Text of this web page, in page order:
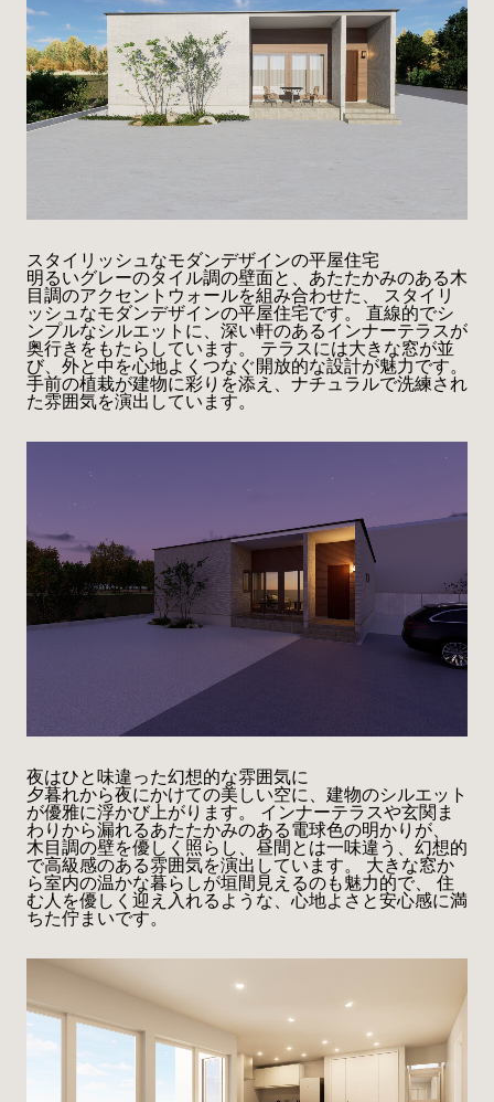
スタイリッシュなモダンデザインの平屋住宅
明るいグレーのタイル調の壁面と、あたたかみのある木
目調のアクセントウォールを組み合わせた、 スタイリ
ッシュなモダンデザインの平屋住宅です。 直線的でシ
ンプルなシルエットに、深い軒のあるインナーテラスが
奥行きをもたらしています。 テラスには大きな窓が並
び、外と中を心地よくつなぐ開放的な設計が魅力です。
手前の植栽が建物に彩りを添え、ナチュラルで洗練され
た雰囲気を演出しています。
夜はひと味違った幻想的な雰囲気に
夕暮れから夜にかけての美しい空に、建物のシルエット
が優雅に浮かび上がります。 インナーテラスや玄関ま
わりから漏れるあたたかみのある電球色の明かりが、
木目調の壁を優しく照らし、昼間とは一味違う、幻想的
で高級感のある雰囲気を演出しています。 大きな窓か
ら室内の温かな暮らしが垣間見えるのも魅力的で、 住
む人を優しく迎え入れるような、心地よさと安心感に満
ちた佇まいです。